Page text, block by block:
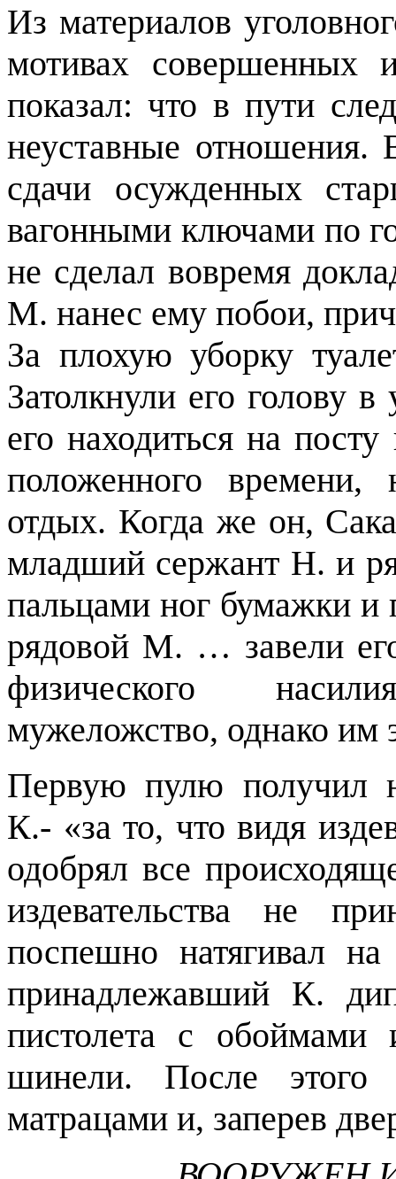
Из материалов
мотивах совершенных
показал: что в пути
неуставные отношения.
сдачи осужденных
вагонными ключами по
не сделал вовремя
М. нанес ему побои,
За плохую уборку
Затолкнули его голову
его находиться на
положенного времени,
отдых. Когда же он,
младший сержант Н. и
пальцами ног бумажки
рядовой М. … завели
физического
мужеложство, однако им
Первую пулю получил
К.- «за то, что видя
одобрял все
издевательства не
поспешно натягивал
принадлежавший К.
пистолета с
шинели. После этого
матрацами и, заперев